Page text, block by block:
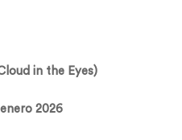
in the Eyes)
2026